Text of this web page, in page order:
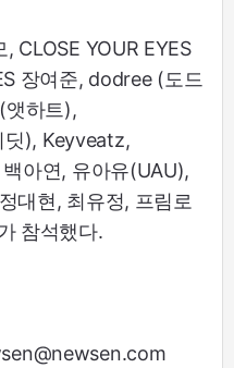
CLOSE YOUR EYES
장여준, dodree (도드
앳하트),
), Keyveatz,
아연, 유아유(UAU),
대현, 최유정, 프림로
참석했다.